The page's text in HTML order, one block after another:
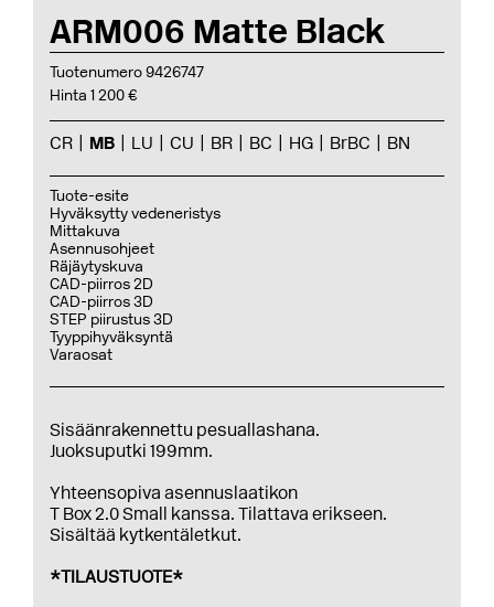
ARM006 Matte Black
Tuotenumero 9426747
Hinta 1 200 €
CR MB LU CU BR BC HG BrBC BN
Tuote-esite
Hyväksytty vedeneristys
Mittakuva
Asennusohjeet
Räjäytyskuva
CAD-piirros 2D
CAD-piirros 3D
STEP piirustus 3D
Tyyppihyväksyntä
Varaosat
Sisäänrakennettu pesuallashana.
Juoksuputki 199mm.
Yhteensopiva asennuslaatikon
T Box 2.0 Small kanssa. Tilattava erikseen.
Sisältää kytkentäletkut.
*TILAUSTUOTE*